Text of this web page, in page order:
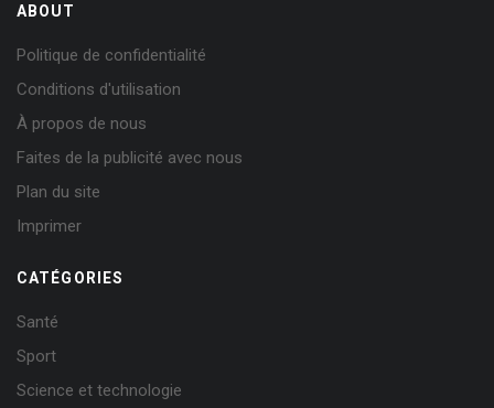
ABOUT
Politique de confidentialité
Conditions d'utilisation
À propos de nous
Faites de la publicité avec nous
Plan du site
Imprimer
CATÉGORIES
Santé
Sport
Science et technologie